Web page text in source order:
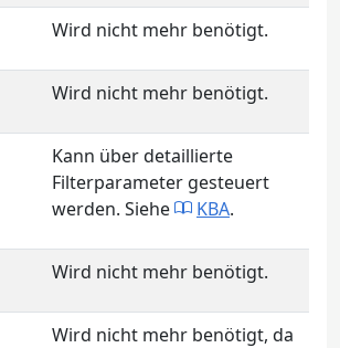
Wird nicht mehr benötigt.
Wird nicht mehr benötigt.
Kann über detaillierte
Filterparameter gesteuert
werden. Siehe
KBA.
Wird nicht mehr benötigt.
Wird nicht mehr benötigt, da